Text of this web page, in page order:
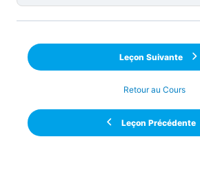
Leçon Précédente
Retour au Cours
Leçon Suivante